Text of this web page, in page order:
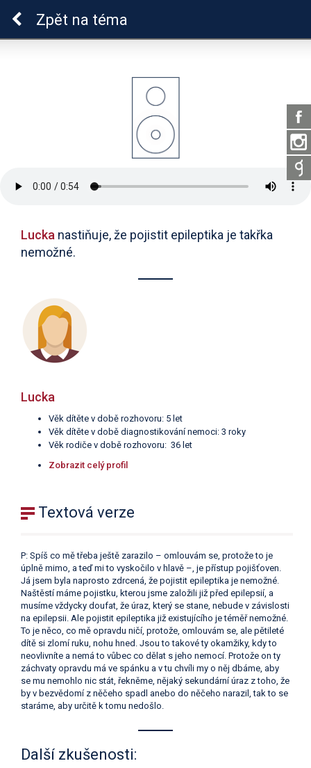
Epilepsie u dětí
Zpět na téma
Lucka nastiňuje, že pojistit epileptika je takřka
nemožné.
Lucka
Věk dítěte v době rozhovoru: 5 let
Věk dítěte v době diagnostikování nemoci: 3 roky
Věk rodiče v době rozhovoru: 36 let
Zobrazit celý profil
Textová verze
P: Spíš co mě třeba ještě zarazilo – omlouvám se, protože to je
úplně mimo, a teď mi to vyskočilo v hlavě –, je přístup pojišťoven.
Já jsem byla naprosto zdrcená, že pojistit epileptika je nemožné.
Naštěstí máme pojistku, kterou jsme založili již před epilepsií, a
musíme vždycky doufat, že úraz, který se stane, nebude v závislosti
na epilepsii. Ale pojistit epileptika již existujícího je téměř nemožné.
To je něco, co mě opravdu ničí, protože, omlouvám se, ale pětileté
dítě si zlomí ruku, nohu hned. Jsou to takové ty okamžiky, kdy to
neovlivníte a nemá to vůbec co dělat s jeho nemocí. Protože on ty
záchvaty opravdu má ve spánku a v tu chvíli my o něj dbáme, aby
se mu nemohlo nic stát, řekněme, nějaký sekundární úraz z toho, že
by v bezvědomí z něčeho spadl anebo do něčeho narazil, tak to se
staráme, aby určitě k tomu nedošlo.
Další zkušenosti: